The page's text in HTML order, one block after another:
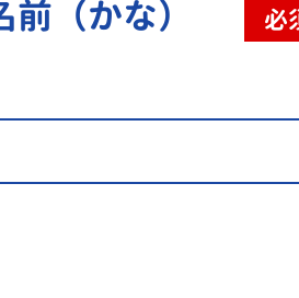
（かな） 必